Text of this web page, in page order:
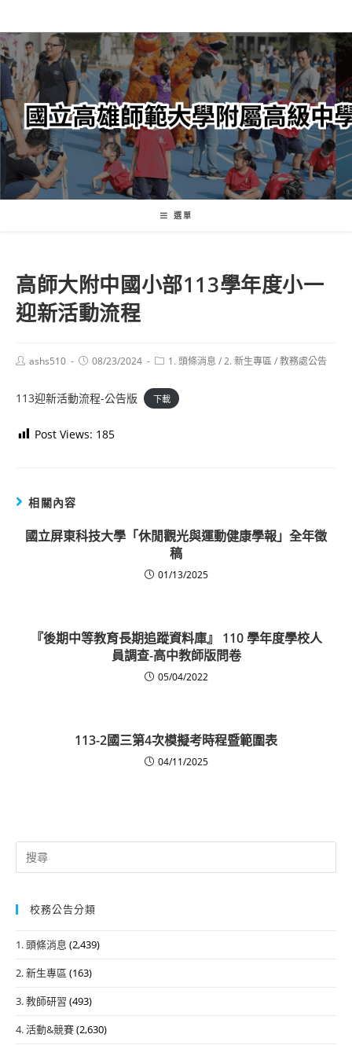
轉
至
主
內
容
選單
高師大附中國小部113學年度小一
迎新活動流程
Postashs510
Post08/23/2024
Post1. 頭條消息 /2. 新生專區/教務處公告
113迎新活動流程-公告版 下載
Post Views: 185
相關內容
國立屏東科技大學「休閒觀光與運動健康學報」全年徵
稿
01/13/2025
『後期中等教育長期追蹤資料庫』 110 學年度學校人
員調查-高中教師版問卷
05/04/2022
113-2國三第4次模擬考時程暨範圍表
04/11/2025
Search
for:
校務公告分類
1. 頭條消息 (2,439)
2. 新生專區 (163)
3. 教師研習 (493)
4. 活動&競賽(2,630)